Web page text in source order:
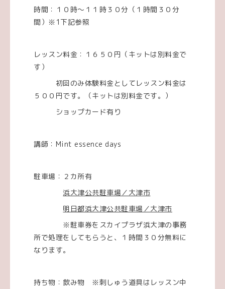
時間：１０時～１１時３０分（１時間３０分
間）※1下記参照
レッスン料金：１６５０円（キットは別料金で
す）
初回のみ体験料金としてレッスン料金は
５００円です。（キットは別料金です。）
ショップカード有り
講師：Mint essence days
駐車場：２カ所有
浜大津公共駐車場／大津市
明日都浜大津公共駐車場／大津市
※駐車券をスカイプラザ浜大津の事務
所で処理をしてもらうと、１時間３０分無料に
なります。
持ち物：飲み物 ※刺しゅう道具はレッスン中